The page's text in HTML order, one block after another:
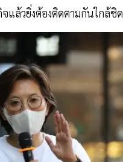
แล้วยิ่งต้องติดตามกันใกล้ชิด